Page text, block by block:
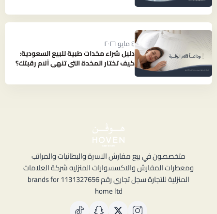
٤ مايو ٢٠٢٦
دليل شراء مخدات طبية للبيع السعودية:
كيف تختار المخدة التي تنهي آلام رقبتك؟
متخصصون في بيع مفارش الاسرة والبطانيات والمراتب
ومعطرات المفارش والاكسسوارات المنزليه شركة العلامات
المنزلية للتجارة سجل تجاري رقم 1131327656 brands for
home ltd